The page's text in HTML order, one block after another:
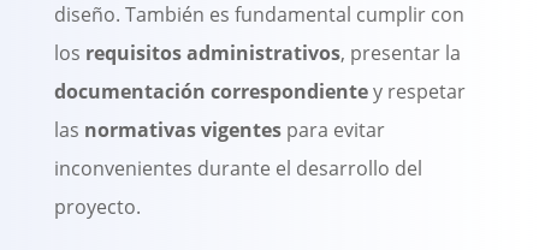
diseño. También es fundamental cumplir con
los requisitos administrativos, presentar la
documentación correspondientey respetar
las normativas vigentespara evitar
inconvenientes durante el desarrollo del
proyecto.